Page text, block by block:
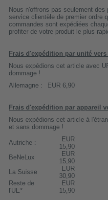
Nous n'offrons pas seulement
service clientèle de premier ordre
commandes sont expédiées
profiter de votre produit le plus
Frais d'expédition par unité
Nous expédions cet article avec
dommage !
Allemagne :
EUR 6,90
Frais d'expédition par appareil
Nous expédions cet article à
et sans dommage !
Autriche :
EUR
15,90
BeNeLux
EUR
15,90
La Suisse
EUR
30,90
Reste de
l'UE*
EUR
15,90